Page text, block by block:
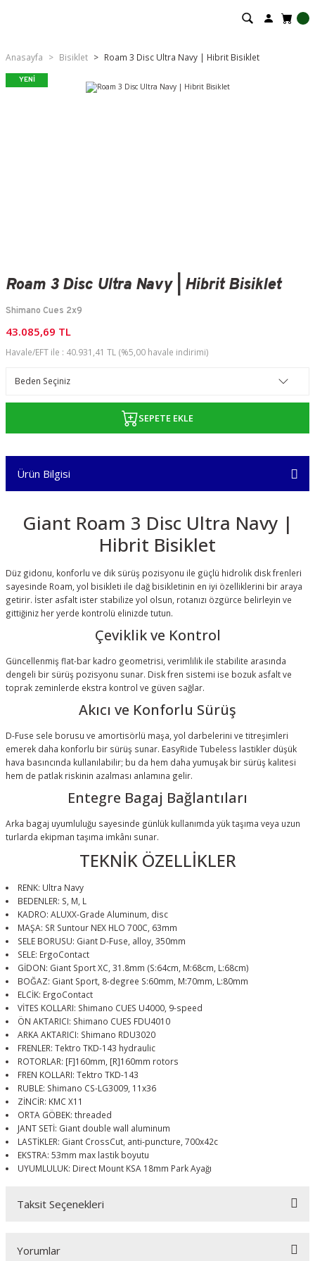
Anasayfa Bisiklet Roam 3 Disc Ultra Navy | Hibrit Bisiklet
YENİ
Roam 3 Disc Ultra Navy | Hibrit Bisiklet
Shimano Cues 2x9
43.085,69 TL
Havale/EFT ile : 40.931,41 TL (%5,00 havale indirimi)
SEPETE EKLE
Ürün Bilgisi
Giant Roam 3 Disc Ultra Navy |
Hibrit Bisiklet
Düz gidonu, konforlu ve dik sürüş pozisyonu ile güçlü hidrolik disk frenleri
sayesinde Roam, yol bisikleti ile dağ bisikletinin en iyi özelliklerini bir araya
getirir. İster asfalt ister stabilize yol olsun, rotanızı özgürce belirleyin ve
gittiğiniz her yerde kontrolü elinizde tutun.
Çeviklik ve Kontrol
Güncellenmiş flat-bar kadro geometrisi, verimlilik ile stabilite arasında
dengeli bir sürüş pozisyonu sunar. Disk fren sistemi ise bozuk asfalt ve
toprak zeminlerde ekstra kontrol ve güven sağlar.
Akıcı ve Konforlu Sürüş
D-Fuse sele borusu ve amortisörlü maşa, yol darbelerini ve titreşimleri
emerek daha konforlu bir sürüş sunar. EasyRide Tubeless lastikler düşük
hava basıncında kullanılabilir; bu da hem daha yumuşak bir sürüş kalitesi
hem de patlak riskinin azalması anlamına gelir.
Entegre Bagaj Bağlantıları
Arka bagaj uyumluluğu sayesinde günlük kullanımda yük taşıma veya uzun
turlarda ekipman taşıma imkânı sunar.
TEKNİK ÖZELLİKLER
RENK: Ultra Navy
BEDENLER: S, M, L
KADRO: ALUXX-Grade Aluminum, disc
MAŞA: SR Suntour NEX HLO 700C, 63mm
SELE BORUSU: Giant D-Fuse, alloy, 350mm
SELE: ErgoContact
GİDON: Giant Sport XC, 31.8mm (S:64cm, M:68cm, L:68cm)
BOĞAZ: Giant Sport, 8-degree S:60mm, M:70mm, L:80mm
ELCİK: ErgoContact
VİTES KOLLARI: Shimano CUES U4000, 9-speed
ÖN AKTARICI: Shimano CUES FDU4010
ARKA AKTARICI: Shimano RDU3020
FRENLER: Tektro TKD-143 hydraulic
ROTORLAR: [F]160mm, [R]160mm rotors
FREN KOLLARI: Tektro TKD-143
RUBLE: Shimano CS-LG3009, 11x36
ZİNCİR: KMC X11
ORTA GÖBEK: threaded
JANT SETİ: Giant double wall aluminum
LASTİKLER: Giant CrossCut, anti-puncture, 700x42c
EKSTRA: 53mm max lastik boyutu
UYUMLULUK: Direct Mount KSA 18mm Park Ayağı
Taksit Seçenekleri
Yorumlar